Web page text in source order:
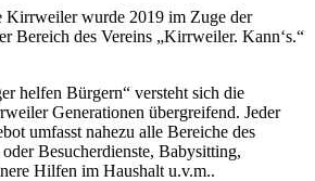
Kirrweiler wurde 2019 im Zuge der
Bereich des Vereins „Kirrweiler. Kann‘s.“
helfen Bürgern“ versteht sich die
Generationen übergreifend. Jeder
umfasst nahezu alle Bereiche des
Besucherdienste, Babysitting,
Hilfen im Haushalt u.v.m..